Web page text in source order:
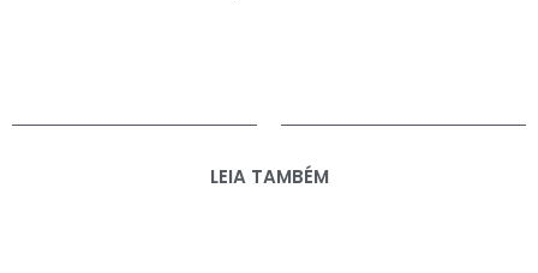
LEIA TAMBÉM